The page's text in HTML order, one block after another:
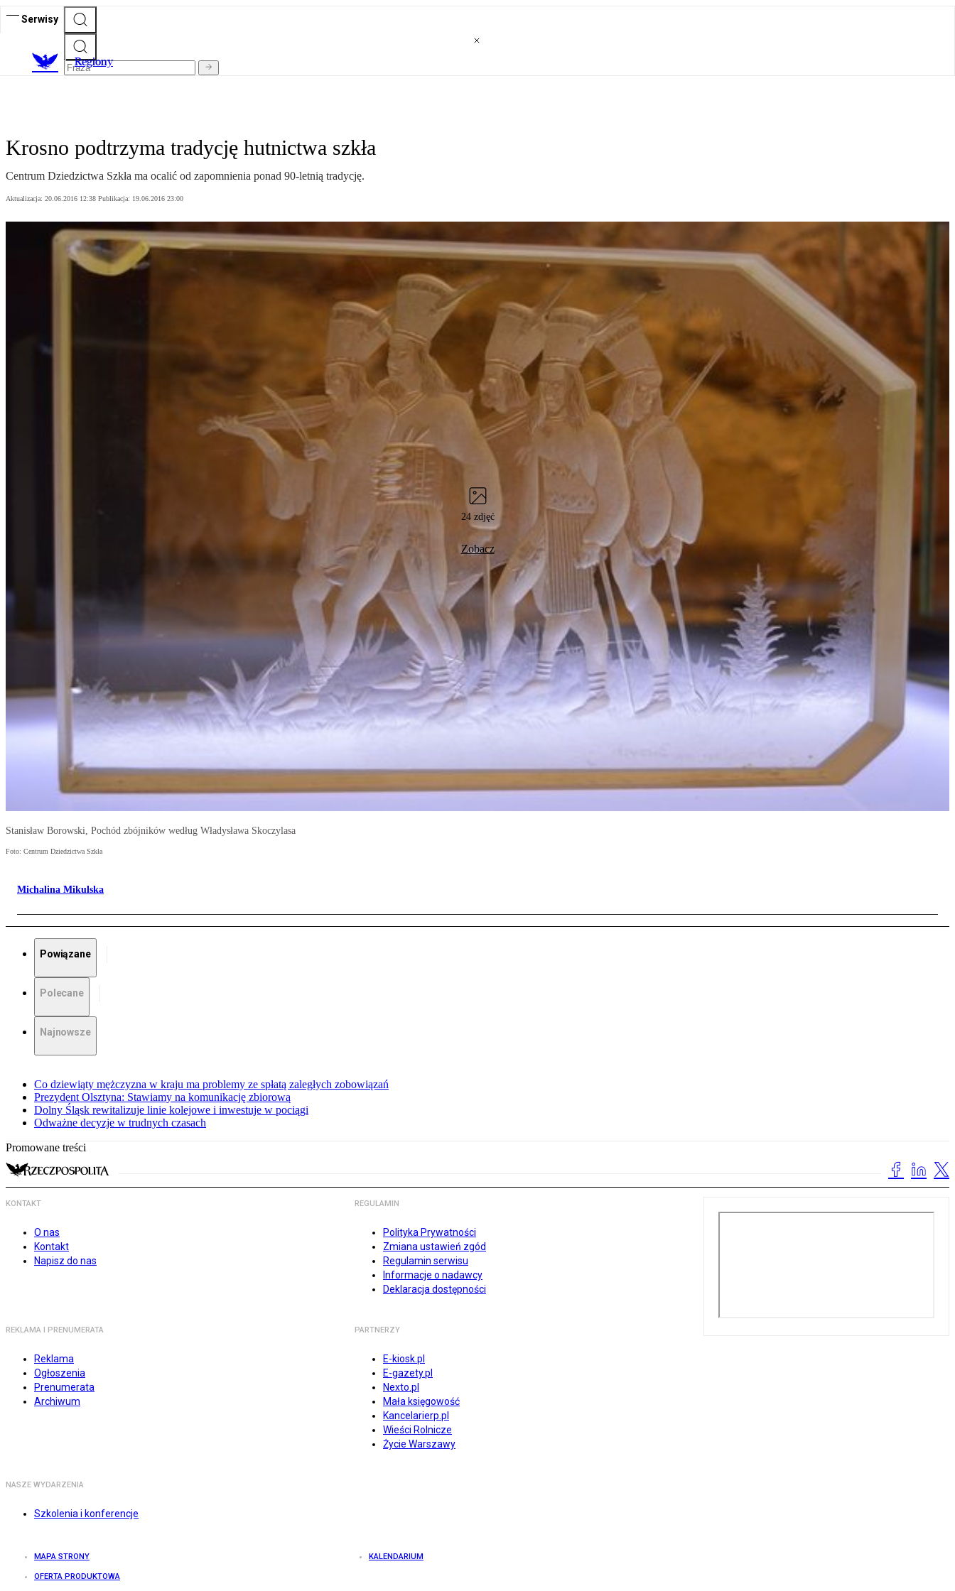
Serwisy
Regiony
Krosno podtrzyma tradycję hutnictwa szkła
Centrum Dziedzictwa Szkła ma ocalić od zapomnienia ponad 90-letnią tradycję.
Aktualizacja: 20.06.2016 12:38 Publikacja: 19.06.2016 23:00
24 zdjęć
Zobacz
Stanisław Borowski, Pochód zbójników według Władysława Skoczylasa
Foto: Centrum Dziedzictwa Szkła
Michalina Mikulska
Powiązane
Polecane
Najnowsze
Co dziewiąty mężczyzna w kraju ma problemy ze spłatą zaległych zobowiązań
Prezydent Olsztyna: Stawiamy na komunikację zbiorową
Dolny Śląsk rewitalizuje linie kolejowe i inwestuje w pociągi
Odważne decyzje w trudnych czasach
Promowane treści
KONTAKT
O nas
Kontakt
Napisz do nas
REGULAMIN
Polityka Prywatności
Zmiana ustawień zgód
Regulamin serwisu
Informacje o nadawcy
Deklaracja dostępności
REKLAMA I PRENUMERATA
Reklama
Ogłoszenia
Prenumerata
Archiwum
PARTNERZY
E-kiosk.pl
E-gazety.pl
Nexto.pl
Mała księgowość
Kancelarierp.pl
Wieści Rolnicze
Życie Warszawy
NASZE WYDARZENIA
Szkolenia i konferencje
MAPA STRONY KALENDARIUM
OFERTA PRODUKTOWA